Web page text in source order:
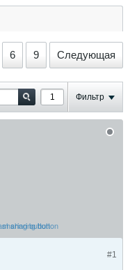
6 9 Следующая
Фильтр
#1